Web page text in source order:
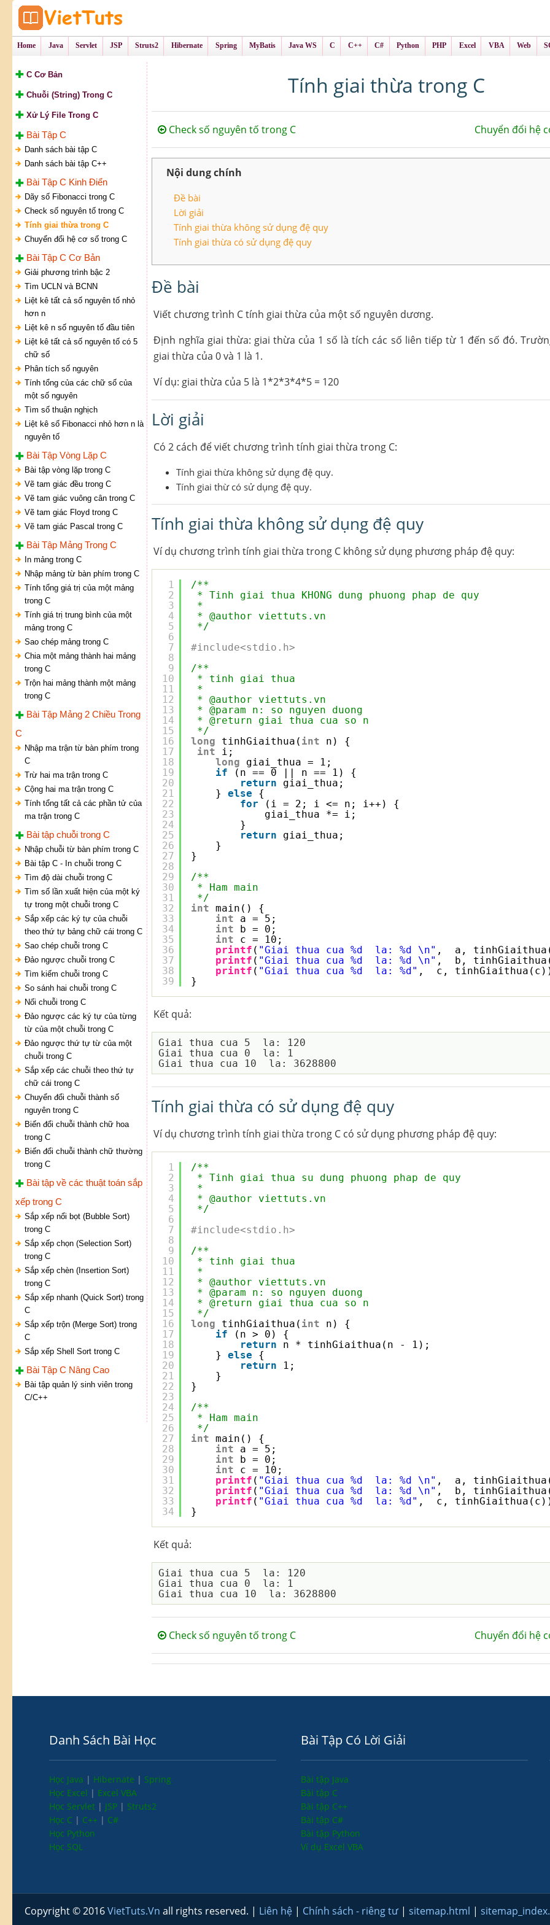
Home Java Servlet JSP Struts2 Hibernate Spring MyBatis Java WS C C++ C# Python PHP Excel VBA Web
C Cơ Bản
Chuỗi (String) Trong C
Xử Lý File Trong C
Bài Tập C
Danh sách bài tập C
Danh sách bài tập C++
Bài Tập C Kinh Điển
Dãy số Fibonacci trong C
Check số nguyên tố trong C
Tính giai thừa trong C
Chuyển đổi hệ cơ số trong C
Bài Tập C Cơ Bản
Giải phương trình bậc 2
Tìm UCLN và BCNN
Liệt kê tất cả số nguyên tố nhỏ
hơn n
Liệt kê n số nguyên tố đầu tiên
Liệt kê tất cả số nguyên tố có 5
chữ số
Phân tích số nguyên
Tính tổng của các chữ số của
một số nguyên
Tìm số thuận nghịch
Liệt kê số Fibonacci nhỏ hơn n là
nguyên tố
Bài Tập Vòng Lặp C
Bài tập vòng lặp trong C
Vẽ tam giác đều trong C
Vẽ tam giác vuông cân trong C
Vẽ tam giác Floyd trong C
Vẽ tam giác Pascal trong C
Bài Tập Mảng Trong C
In mảng trong C
Nhập mảng từ bàn phím trong C
Tính tổng giá trị của một mảng
trong C
Tính giá trị trung bình của một
mảng trong C
Sao chép mảng trong C
Chia một mảng thành hai mảng
trong C
Trộn hai mảng thành một mảng
trong C
Bài Tập Mảng 2 Chiều Trong
C
Nhập ma trận từ bàn phím trong
C
Trừ hai ma trận trong C
Cộng hai ma trận trong C
Tính tổng tất cả các phần tử của
ma trận trong C
Bài tập chuỗi trong C
Nhập chuỗi từ bàn phím trong C
Bài tập C - In chuỗi trong C
Tìm độ dài chuỗi trong C
Tìm số lần xuất hiện của một ký
tự trong một chuỗi trong C
Sắp xếp các ký tự của chuỗi
theo thứ tự bảng chữ cái trong C
Sao chép chuỗi trong C
Đảo ngược chuỗi trong C
Tìm kiếm chuỗi trong C
So sánh hai chuỗi trong C
Nối chuỗi trong C
Đảo ngược các ký tự của từng
từ của một chuỗi trong C
Đảo ngược thứ tự từ của một
chuỗi trong C
Sắp xếp các chuỗi theo thứ tự
chữ cái trong C
Chuyển đổi chuỗi thành số
nguyên trong C
Biến đổi chuỗi thành chữ hoa
trong C
Biến đổi chuỗi thành chữ thường
trong C
Bài tập về các thuật toán sắp
xếp trong C
Sắp xếp nổi bọt (Bubble Sort)
trong C
Sắp xếp chọn (Selection Sort)
trong C
Sắp xếp chèn (Insertion Sort)
trong C
Sắp xếp nhanh (Quick Sort) trong
C
Sắp xếp trộn (Merge Sort) trong
C
Sắp xếp Shell Sort trong C
Bài Tập C Nâng Cao
Bài tập quản lý sinh viên trong
C/C++
Tính giai thừa trong C
Check số nguyên tố trong C Chuyển đổi hệ
Nội dung chính
Đề bài
Lời giải
Tính giai thừa không sử dụng đệ quy
Tính giai thừa có sử dụng đệ quy
Đề bài
Viết chương trình C tính giai thừa của một số nguyên dương.
Định nghĩa giai thừa: giai thừa của 1 số là tích các số liên tiếp từ 1 đến số đó.
giai thừa của 0 và 1 là 1.
Ví dụ: giai thừa của 5 là 1*2*3*4*5 = 120
Lời giải
Có 2 cách để viết chương trình tính giai thừa trong C:
Tính giai thừa không sử dụng đệ quy.
Tính giai thừ có sử dụng đệ quy.
Tính giai thừa không sử dụng đệ quy
Ví dụ chương trình tính giai thừa trong C không sử dụng phương pháp đệ quy:
1
2
3
4
5
6
7
8
9
10
11
12
13
14
15
16
17
18
19
20
21
22
23
24
25
26
27
28
29
30
31
32
33
34
35
36
37
38
39
/**
* Tinh giai thua KHONG dung phuong phap de quy
*
* @author viettuts.vn
*/
#include<stdio.h>
/**
* tinh giai thua
*
* @author viettuts.vn
* @param n: so nguyen duong
* @return giai thua cua so n
*/
long
tinhGiaithua( int
n) {
int
i;
long
giai_thua = 1;
if
(n == 0 || n == 1) {
return
giai_thua;
} else
{
for
(i = 2; i <= n; i++) {
giai_thua *= i;
}
return
giai_thua;
}
}
/**
* Ham main
*/
int main() {
int
a = 5;
int
b = 0;
int
c = 10;
printf ( "Giai thua cua %d  la: %d \n" ,  a,
printf ( "Giai thua cua %d  la: %d \n" ,  b,
printf ( "Giai thua cua %d  la: %d" ,  c,
}
Kết quả:
Giai thua cua 5  la: 120
Giai thua cua 0  la: 1
Tính giai thừa có sử dụng đệ quy
Ví dụ chương trình tính giai thừa trong C có sử dụng phương pháp đệ quy:
1
2
3
4
5
6
7
8
9
10
11
12
13
14
15
16
17
18
19
20
21
22
23
24
25
26
27
28
29
30
31
32
33
34
/**
* Tinh giai thua su dung phuong phap de quy
*
* @author viettuts.vn
*/
#include<stdio.h>
/**
* tinh giai thua
*
* @author viettuts.vn
* @param n: so nguyen duong
* @return giai thua cua so n
*/
long
tinhGiaithua( int
n) {
if
(n > 0) {
return
n * tinhGiaithua(n - 1);
} else
{
return
1;
}
}
/**
* Ham main
*/
int main() {
int
a = 5;
int
b = 0;
int
c = 10;
printf ( "Giai thua cua %d  la: %d \n" ,  a,
printf ( "Giai thua cua %d  la: %d \n" ,  b,
printf ( "Giai thua cua %d  la: %d" ,  c,
}
Kết quả:
Giai thua cua 5  la: 120
Giai thua cua 0  la: 1
Check số nguyên tố trong C Chuyển đổi hệ
Danh Sách Bài Học
Học Java | Hibernate | Spring
Học Excel | Excel VBA
Học Servlet | JSP | Struts2
Học C | C++ | C#
Học Python
Học SQL
Bài Tập Có Lời Giải
Bài tập Java
Bài tập C
Bài tập C++
Bài tập C#
Bài tập Python
Ví dụ Excel VBA
Copyright © 2016VietTuts.Vn all rights reserved. | Liên hệ | Chính sách - riêng tư | sitemap.html |